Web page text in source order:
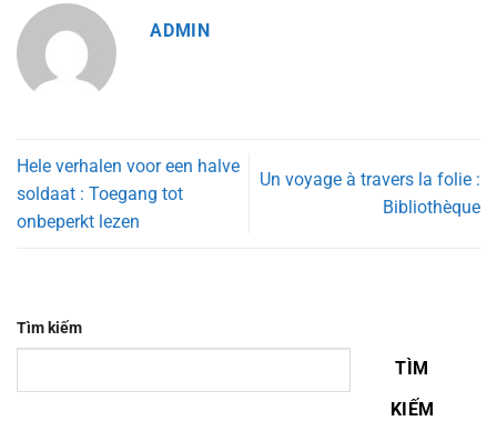
ADMIN
Hele verhalen voor een halve
soldaat : Toegang tot
onbeperkt lezen
Un voyage à travers la folie :
Bibliothèque
Tìm kiếm
TÌM
KIẾM